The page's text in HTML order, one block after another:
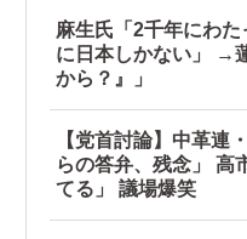
麻生氏「2千年にわ
に日本しかない」 →
から？』」
【党首討論】中革連
らの答弁、残念」 高
てる」 議場爆笑